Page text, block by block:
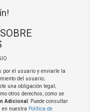
por el usuario y enviarle la
del usuario;
una obligación legal;
otros derechos, como se
Adicional : Puede consultar
en nuestra Política de